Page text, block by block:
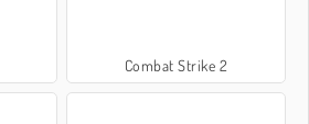
Combat Strike 2